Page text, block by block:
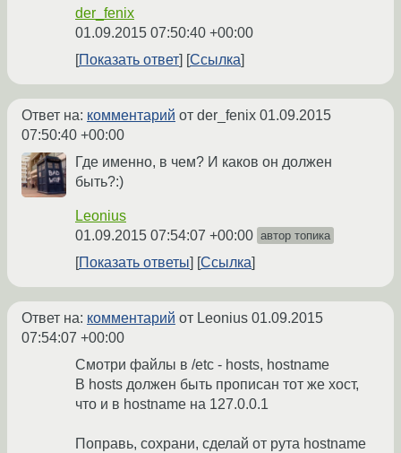
der_fenix
01.09.2015 07:50:40 +00:00
Показать ответ
Ссылка
Ответ на: комментарий от der_fenix 01.09.2015
07:50:40 +00:00
Где именно, в чем? И каков он должен
быть?:)
Leonius
01.09.2015 07:54:07 +00:00 автор топика
Показать ответы Ссылка
Ответ на: комментарий от Leonius 01.09.2015
07:54:07 +00:00
Смотри файлы в /etc - hosts, hostname
В hosts должен быть прописан тот же хост,
что и в hostname на 127.0.0.1
Поправь, сохрани, сделай от рута hostname